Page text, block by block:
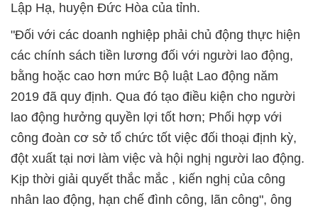
Lập Hạ, huyện Đức Hòa của tỉnh.
"Đối với các doanh nghiệp phải chủ động thực hiện
các chính sách tiền lương đối với người lao động,
bằng hoặc cao hơn mức Bộ luật Lao động năm
2019 đã quy định. Qua đó tạo điều kiện cho người
lao động hưởng quyền lợi tốt hơn; Phối hợp với
công đoàn cơ sở tổ chức tốt việc đối thoại định kỳ,
đột xuất tại nơi làm việc và hội nghị người lao động.
Kịp thời giải quyết thắc mắc , kiến nghị của công
nhân lao động, hạn chế đình công, lãn công", ông